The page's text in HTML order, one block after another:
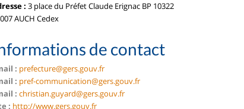
: 3 place du Préfet Claude Erignac BP 10322
AUCH Cedex
de contact
: prefecture@gers.gouv.fr
: pref-communication@gers.gouv.fr
: christian.guyard@gers.gouv.fr
: http://www.gers.gouv.fr